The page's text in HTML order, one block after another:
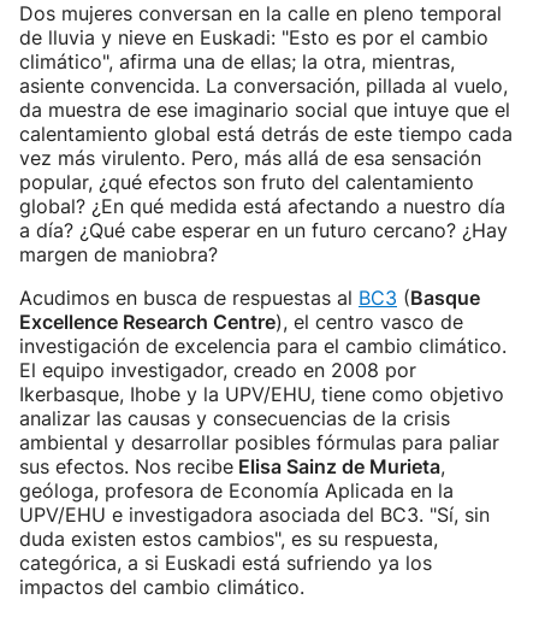
Dos mujeres conversan en la calle en pleno temporal
de lluvia y nieve en Euskadi: "Esto es por el cambio
climático", afirma una de ellas; la otra, mientras,
asiente convencida. La conversación, pillada al vuelo,
da muestra de ese imaginario social que intuye que el
calentamiento global está detrás de este tiempo cada
vez más virulento. Pero, más allá de esa sensación
popular, ¿qué efectos son fruto del calentamiento
global? ¿En qué medida está afectando a nuestro día
a día? ¿Qué cabe esperar en un futuro cercano? ¿Hay
margen de maniobra?
Acudimos en busca de respuestas al BC3 (Basque
Excellence Research Centre), el centro vasco de
investigación de excelencia para el cambio climático.
El equipo investigador, creado en 2008 por
Ikerbasque, Ihobe y la UPV/EHU, tiene como objetivo
analizar las causas y consecuencias de la crisis
ambiental y desarrollar posibles fórmulas para paliar
sus efectos. Nos recibe Elisa Sainz de Murieta,
geóloga, profesora de Economía Aplicada en la
UPV/EHU e investigadora asociada del BC3. "Sí, sin
duda existen estos cambios", es su respuesta,
categórica, a si Euskadi está sufriendo ya los
impactos del cambio climático.